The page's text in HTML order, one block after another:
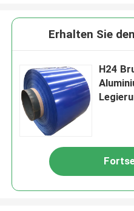
Erhalten Sie
H24